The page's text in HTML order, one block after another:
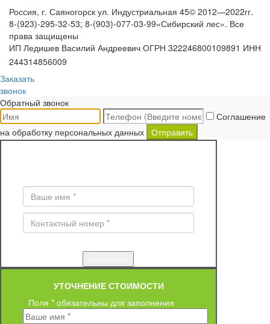
Россия, г. Саяногорск ул. Индустриальная 45
8-(923)-295-32-53; 8-(903)-077-03-99
© 2012—2022гг.
«Сибирский лес». Все
права защищены
ИП Ледишев Василий Андреевич ОГРН 322246800109891 ИНН
244314856009
Заказать
звонок
Обратный звонок
Соглашение
на обработку персональных данных Отправить
УТОЧНЕНИЕ СТОИМОСТИ
Поля * обязательны для заполнения